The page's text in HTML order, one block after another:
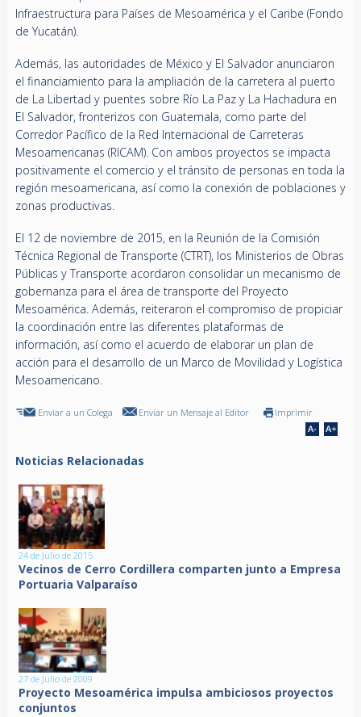
Infraestructura para Países de Mesoamérica y el Caribe (Fondo
de Yucatán).
Además, las autoridades de México y El Salvador anunciaron
el financiamiento para la ampliación de la carretera al puerto
de La Libertad y puentes sobre Río La Paz y La Hachadura en
El Salvador, fronterizos con Guatemala, como parte del
Corredor Pacífico de la Red Internacional de Carreteras
Mesoamericanas (RICAM). Con ambos proyectos se impacta
positivamente el comercio y el tránsito de personas en toda la
región mesoamericana, así como la conexión de poblaciones y
zonas productivas.
El 12 de noviembre de 2015, en la Reunión de la Comisión
Técnica Regional de Transporte (CTRT), los Ministerios de Obras
Públicas y Transporte acordaron consolidar un mecanismo de
gobernanza para el área de transporte del Proyecto
Mesoamérica. Además, reiteraron el compromiso de propiciar
la coordinación entre las diferentes plataformas de
información, así como el acuerdo de elaborar un plan de
acción para el desarrollo de un Marco de Movilidad y Logística
Mesoamericano.
Enviar a un Colega Enviar un Mensaje al Editor Imprimir
Noticias Relacionadas
24 de Julio de 2015
Vecinos de Cerro Cordillera comparten junto a Empresa
Portuaria Valparaíso
27 de Julio de 2009
Proyecto Mesoamérica impulsa ambiciosos proyectos
conjuntos